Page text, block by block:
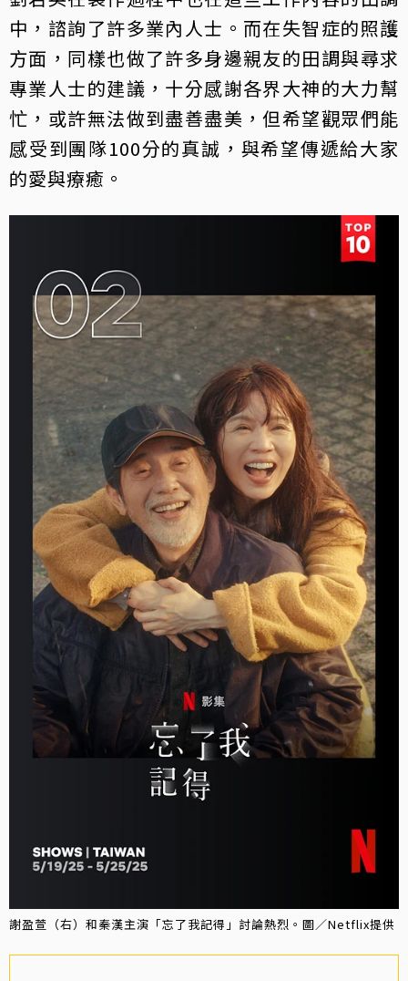
中，諮詢了許多業內人士。而在失智症的照護
方面，同樣也做了許多身邊親友的田調與尋求
專業人士的建議，十分感謝各界大神的大力幫
忙，或許無法做到盡善盡美，但希望觀眾們能
感受到團隊100分的真誠，與希望傳遞給大家
的愛與療癒。
謝盈萱（右）和秦漢主演「忘了我記得」討論熱烈。圖／Netflix提供